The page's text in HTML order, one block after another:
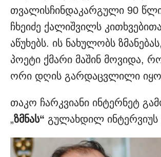
თვალისჩინდაკარგული 90
ჩხეიძე ქალიშვილს
აწუხებს. ის ნახულობს
პოეტი ქმარი მაშინ მოვიდა,
ორი დღის გარდაცვლილი
თაკო ჩარკვიანი ინტერნეტ
„ზმნას“ გულახდილ ინტერვიუს